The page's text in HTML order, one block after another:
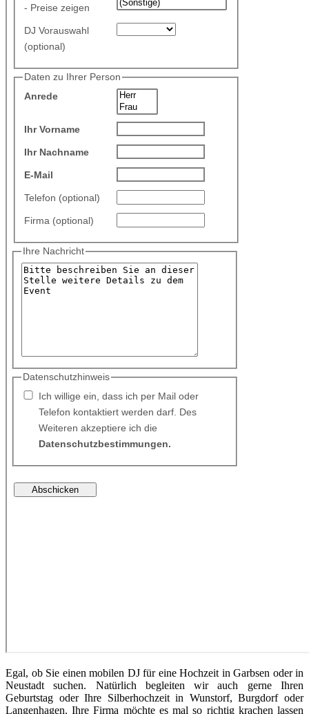
Egal, ob Sie einen mobilen DJ für eine Hochzeit in Garbsen oder in
Neustadt suchen. Natürlich begleiten wir auch gerne Ihren
Geburtstag oder Ihre Silberhochzeit in Wunstorf, Burgdorf oder
Langenhagen. Ihre Firma möchte es mal so richtig krachen lassen